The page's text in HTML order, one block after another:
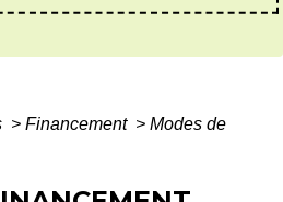
> Financement > Modes de